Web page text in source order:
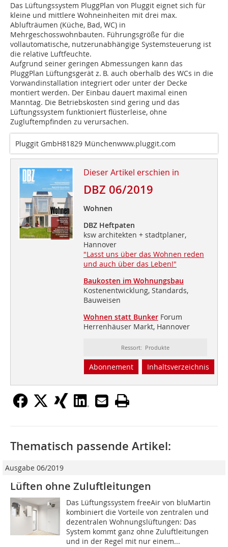
Das Lüftungssystem PluggPlan von Pluggit eignet sich für
kleine und mittlere Wohneinheiten mit drei max.
Ablufträumen (Küche, Bad, WC) in
Mehrgeschosswohnbauten. Führungsgröße für die
vollautomatische, nutzerunabhängige Systemsteuerung ist
die relative Luftfeuchte.
Aufgrund seiner geringen Abmessungen kann das
PluggPlan Lüftungsgerät z. B. auch oberhalb des WCs in die
Vorwandinstallation integriert oder unter der Decke
montiert werden. Der Einbau dauert maximal einen
Manntag. Die Betriebskosten sind gering und das
Lüftungssystem funktioniert flüsterleise, ohne
Zugluftempfinden zu verursachen.
Pluggit GmbH81829 Münchenwww.pluggit.com
Dieser Artikel erschien in
DBZ 06/2019
Wohnen
DBZ Heftpaten
ksw architekten + stadtplaner,
Hannover
"Lasst uns über das Wohnen reden
und auch über das Leben!"
Baukosten im Wohnungsbau
Kostenentwicklung, Standards,
Bauweisen
Wohnen statt Bunker Forum
Herrenhäuser Markt, Hannover
Ressort: Produkte
Abonnement Inhaltsverzeichnis
Thematisch passende Artikel:
Ausgabe 06/2019
Lüften ohne Zuluftleitungen
Das Lüftungssystem freeAir von bluMartin
kombiniert die Vorteile von zentralen und
dezentralen Wohnungslüftungen: Das
System kommt ganz ohne Zuluftleitungen
und in der Regel mit nur einem...